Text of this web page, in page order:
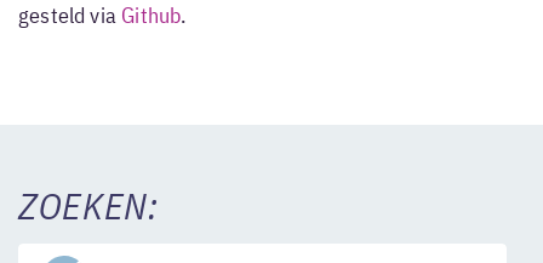
gesteld via Github.
ZOEKEN: